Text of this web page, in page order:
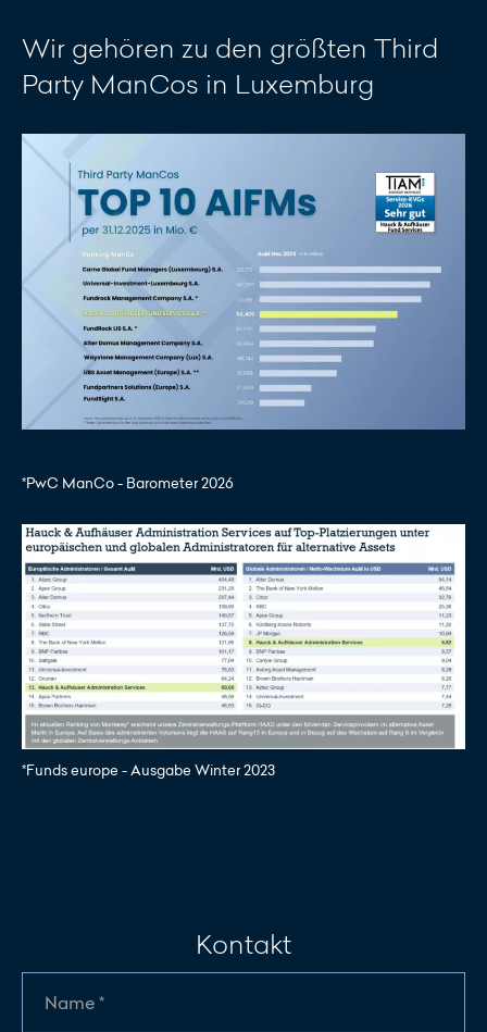
Wir gehören zu den größten Third
Party ManCos in Luxemburg
*PwC ManCo - Barometer 2026
*Funds europe - Ausgabe Winter 2023
Kontakt